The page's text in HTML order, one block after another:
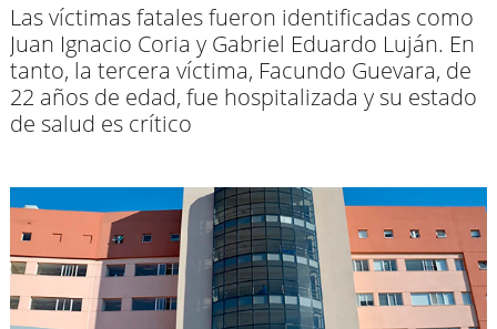
Las víctimas fatales fueron identificadas como
Juan Ignacio Coria y Gabriel Eduardo Luján. En
tanto, la tercera víctima, Facundo Guevara, de
22 años de edad, fue hospitalizada y su estado
de salud es crítico